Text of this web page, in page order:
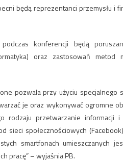
będą reprezentanci przemysłu i
konferencji będą
oraz zastosowań metod
pozwala przy użyciu specjalnego
je oraz wykonywać ogromne
rodzaju przetwarzanie
sieci społecznościowych
smartfonach umieszczanych
pracę” – wyjaśnia PB.